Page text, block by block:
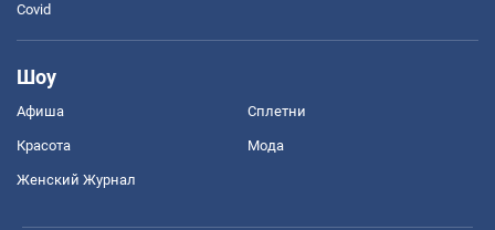
Covid
Шоу
Афиша Сплетни
Красота Мода
Женский Журнал